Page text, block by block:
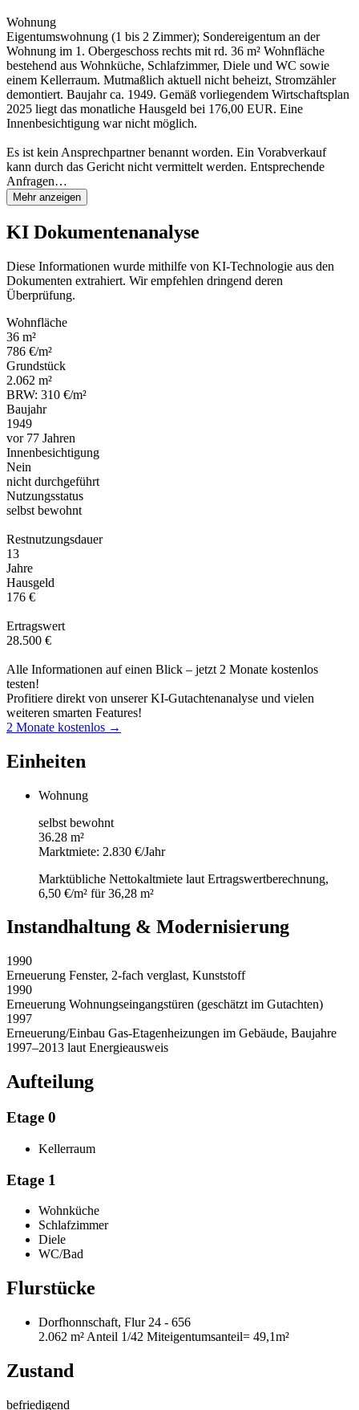
Wohnung
Eigentumswohnung (1 bis 2 Zimmer); Sondereigentum an der
Wohnung im 1. Obergeschoss rechts mit rd. 36 m² Wohnfläche
bestehend aus Wohnküche, Schlafzimmer, Diele und WC sowie
einem Kellerraum. Mutmaßlich aktuell nicht beheizt, Stromzähler
demontiert. Baujahr ca. 1949. Gemäß vorliegendem Wirtschaftsplan
2025 liegt das monatliche Hausgeld bei 176,00 EUR. Eine
Innenbesichtigung war nicht möglich.
Es ist kein Ansprechpartner benannt worden. Ein Vorabverkauf
kann durch das Gericht nicht vermittelt werden. Entsprechende
Anfragen…
Mehr anzeigen
KI Dokumentenanalyse
Diese Informationen wurde mithilfe von KI-Technologie aus den
Dokumenten extrahiert. Wir empfehlen dringend deren
Überprüfung.
Wohnfläche
36 m²
786 €/m²
Grundstück
2.062 m²
BRW: 310 €/m²
Baujahr
1949
vor 77 Jahren
Innenbesichtigung
Nein
nicht durchgeführt
Nutzungsstatus
selbst bewohnt
Restnutzungsdauer
13
Jahre
Hausgeld
176 €
Ertragswert
28.500 €
Alle Informationen auf einen Blick – jetzt 2 Monate kostenlos
testen!
Profitiere direkt von unserer KI-Gutachtenanalyse und vielen
weiteren smarten Features!
2 Monate kostenlos →
Einheiten
Wohnung
selbst bewohnt
36.28 m²
Marktmiete: 2.830 €/Jahr
Marktübliche Nettokaltmiete laut Ertragswertberechnung,
6,50 €/m² für 36,28 m²
Instandhaltung & Modernisierung
1990
Erneuerung Fenster, 2-fach verglast, Kunststoff
1990
Erneuerung Wohnungseingangstüren (geschätzt im Gutachten)
1997
Erneuerung/Einbau Gas-Etagenheizungen im Gebäude, Baujahre
1997–2013 laut Energieausweis
Aufteilung
Etage 0
Kellerraum
Etage 1
Wohnküche
Schlafzimmer
Diele
WC/Bad
Flurstücke
Dorfhonnschaft, Flur 24 - 656
2.062 m² Anteil 1/42 Miteigentumsanteil= 49,1m²
Zustand
befriedigend